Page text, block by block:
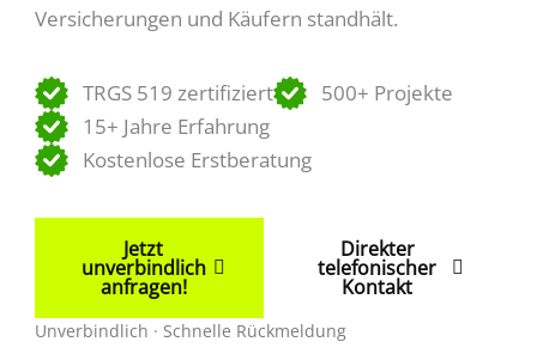
Versicherungen und Käufern standhält.
TRGS 519 zertifiziert
500+ Projekte
15+ Jahre Erfahrung
Kostenlose Erstberatung
Jetzt
unverbindlich
anfragen!
Direkter
telefonischer
Kontakt
Unverbindlich · Schnelle Rückmeldung